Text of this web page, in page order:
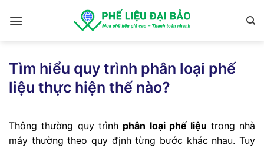
Tìm hiểu quy trình phân loại phế
liệu thực hiện thế nào?
Thông thường quy trình phân loại phế liệu trong nhà
máy thường theo quy định từng bước khác nhau. Tuy